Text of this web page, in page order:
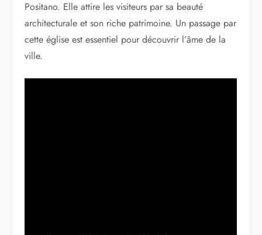
Positano. Elle attire les visiteurs par sa beauté
architecturale et son riche patrimoine. Un passage par
cette église est essentiel pour découvrir l’âme de la
ville.